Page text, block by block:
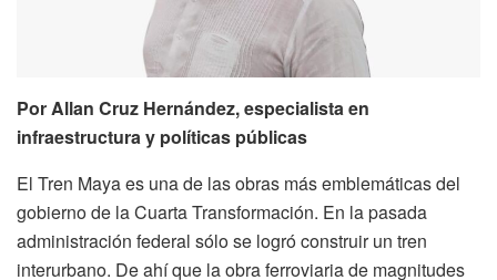
Por Allan Cruz Hernández, especialista en
infraestructura y políticas públicas
El Tren Maya es una de las obras más emblemáticas del
gobierno de la Cuarta Transformación. En la pasada
administración federal sólo se logró construir un tren
interurbano. De ahí que la obra ferroviaria de magnitudes